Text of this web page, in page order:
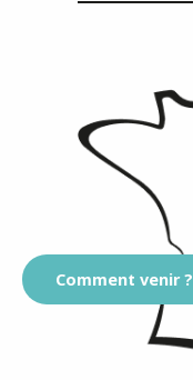
Comment venir ?